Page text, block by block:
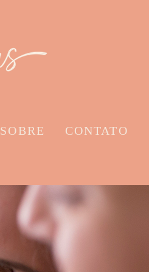
SOBRE CONTATO